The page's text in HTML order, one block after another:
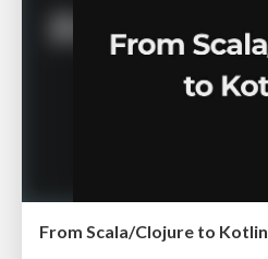
From Scala/Clojure to Kotlin